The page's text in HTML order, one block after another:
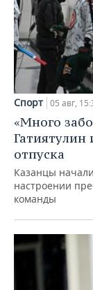
Спорт 05 авг,
«Много
Гатиятулин
отпуска
Казанцы
настроении
команды